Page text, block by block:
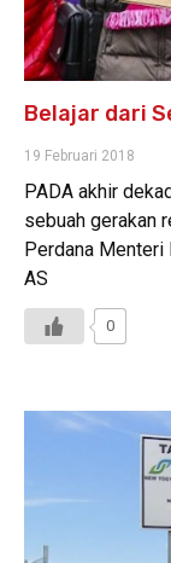
Belajar dari
19 Februari 2018
PADA akhir
sebuah gerakan
Perdana
AS
0